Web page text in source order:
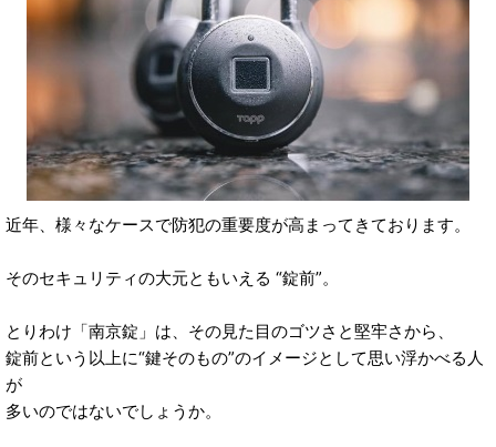
近年、様々なケースで防犯の重要度が高まってきております。
そのセキュリティの大元ともいえる “錠前”。
とりわけ「南京錠」は、その見た目のゴツさと堅牢さから、
錠前という以上に“鍵そのもの”のイメージとして思い浮かべる人
が
多いのではないでしょうか。